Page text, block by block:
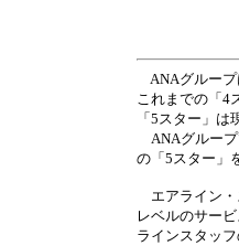
ANAグループ
これまでの「4
「5スター」
ANAグループ
の「5スター」
エアライン・
レベルのサー
ラインスタッ